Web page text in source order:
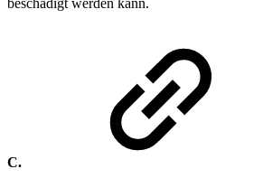
beschädigt werden kann.
C.